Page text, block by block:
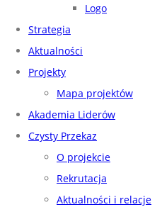
Logo
Strategia
Aktualności
Projekty
Mapa projektów
Akademia Liderów
Czysty Przekaz
O projekcie
Rekrutacja
Aktualności i relacje